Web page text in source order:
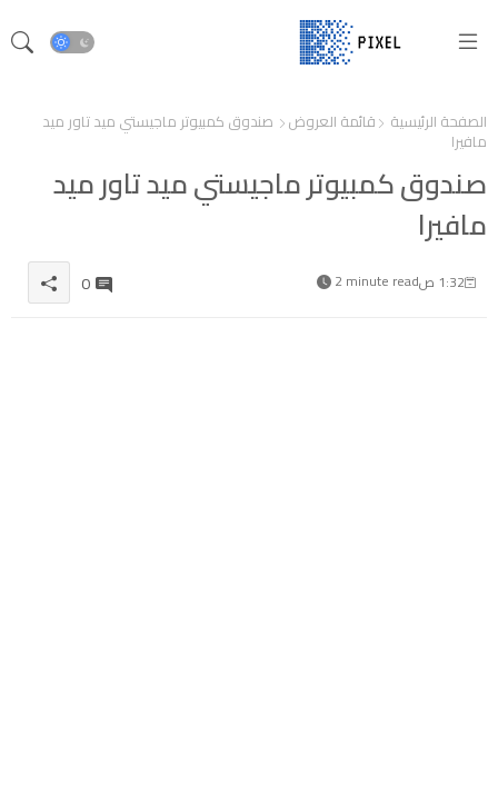
الصفحة الرئيسية قائمة العروض صندوق كمبيوتر ماجيستي ميد تاور ميد
مافيرا
صندوق كمبيوتر ماجيستي ميد تاور ميد
مافيرا
1:32 ص 2 minute read
0